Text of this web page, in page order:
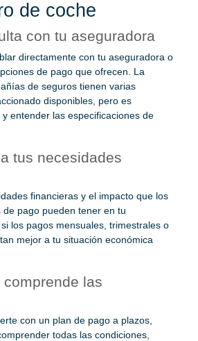
de coche
con tu aseguradora
directamente con tu aseguradora o
de pago que ofrecen. La
de seguros tienen varias
disponibles, pero es
entender las especificaciones de
tus necesidades
financieras y el impacto que los
pago pueden tener en tu
los pagos mensuales, trimestrales o
mejor a tu situación económica
las
con un plan de pago a plazos,
todas las condiciones,